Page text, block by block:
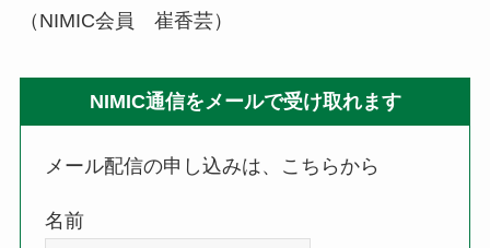
（NIMIC会員 崔香芸）
NIMIC通信をメールで受け取れます
メール配信の申し込みは、こちらから
名前